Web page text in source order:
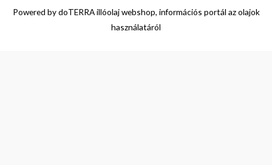
Powered bydoTERRA illóolaj webshop, információs portál az olajok
használatáról